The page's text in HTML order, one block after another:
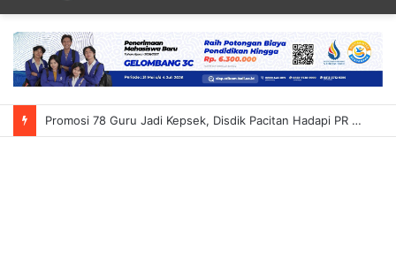
Promosi 78 Guru Jadi Kepsek, Disdik Pacitan Hadapi PR Baru Atasi Kekurangan Guru